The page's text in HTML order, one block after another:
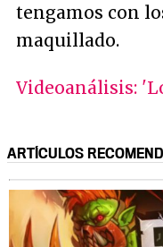
tengamos con
maquillado.
Videoanálisis:
ARTÍCULOS